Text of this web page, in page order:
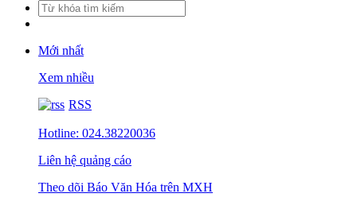
Mới nhất
Xem nhiều
RSS
Hotline: 024.38220036
Liên hệ quảng cáo
Theo dõi Báo Văn Hóa trên MXH